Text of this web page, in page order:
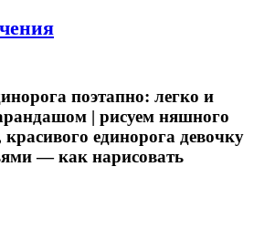
поэтапно: легко и
| рисуем няшного
единорога девочку
— как нарисовать